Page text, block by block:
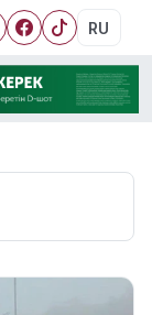
RU